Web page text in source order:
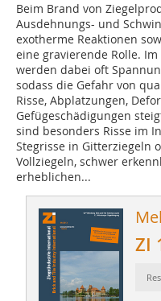
Beim Brand von
Ausdehnungs- und
exotherme Reaktionen
eine gravierende Rolle.
werden dabei oft
sodass die Gefahr von
Risse, Abplatzungen,
Gefügeschädigungen
sind besonders Risse im
Stegrisse in Gitterziegeln
Vollziegeln, schwer
erheblichen...
ZI